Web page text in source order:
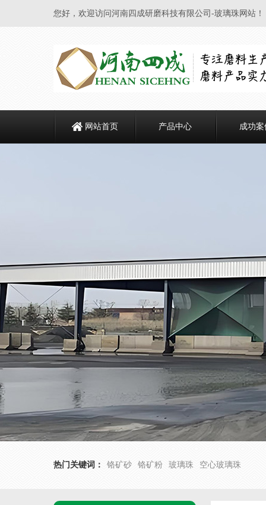
您好，欢迎访问河南四成研磨科技有限公司-玻璃珠网站！
网站首页 产品中心 成功案
热门关键词： 铬矿砂 铬矿粉 玻璃珠 空心玻璃珠